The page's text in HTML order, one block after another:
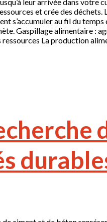
et crée des déchets.
s’accumuler au fil du
Gaspillage alimentaire :
La production